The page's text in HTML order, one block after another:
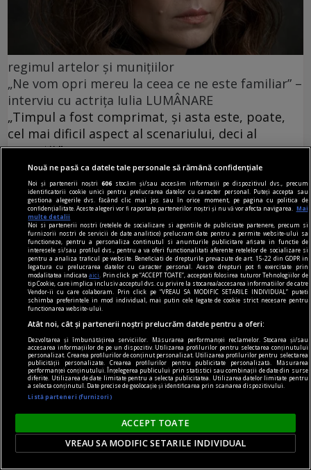
regimul artelor şi muniţiilor
„Ne vom opri mereu la ceea ce ne este familiar” –
interviu cu actrița Iulia LUMÂNARE
„Timpul a fost comprimat, și asta este, poate,
cel mai dificil aspect al scenariului, deci al
poveștii.”
Roxana CĂLINESCU
regimul artelor și munițiilor
„Scriu ce văd în jurul meu, ca și cum aș fi în
mijlocul acțiunii, dar invizibil“ – interviu cu Iulian
POPA
„Un chimist, un om cu educație științifică, dar
Nouă ne pasă ca datele tale personale să rămână confidențiale
Noi și partenerii noștri606 stocăm și/sau accesăm informații pe dispozitivul dvs., precum
identificatorii cookie unici pentru prelucrarea datelor cu caracter personal. Puteți accepta sau
gestiona alegerile dvs. făcând clic mai jos sau în orice moment, pe pagina cu politica de
confidențialitate. Aceste alegeri vor fi raportate partenerilor noștri și nu vă vor afecta navigarea.
Mai
multe detalii
Noi si partenerii nostri (retelele de socializare si agentiile de publicitate partenere, precum si
furnizorii nostri de servicii de date analitice) prelucram date pentru a permite website-ului sa
functioneze, pentru a personaliza continutul si anunturile publicitare afisate in functie de
interesele si/sau profilul dvs., pentru a va oferi functionalitati aferente retelelor de socializare si
pentru a analiza traficul pe website. Beneficiati de drepturile prevazute de art. 15-22 din GDPR in
legatura cu prelucrarea datelor cu caracter personal. Aceste drepturi pot fi exercitate prin
modalitatea indicataaici
. Prin click pe “ACCEPT TOATE”, acceptati folosirea tuturor Tehnologiilor de
tip Cookie, care implica inclusiv acceptul dvs. cu privire la stocarea/accesarea informatiilor de catre
Vendor-ii cu care colaboram. Prin click pe “VREAU SA MODIFIC SETARILE INDIVIDUAL” puteti
schimba preferintele in mod individual, mai putin cele legate de cookie strict necesare pentru
functionarea website-ului.
Atât noi, cât și partenerii noștri prelucrăm datele pentru a oferi:
Dezvoltarea și îmbunătățirea serviciilor. Măsurarea performanței reclamelor. Stocarea și/sau
accesarea informațiilor de pe un dispozitiv. Utilizarea profilurilor pentru selectarea conținutului
personalizat. Crearea profilurilor de conținut personalizat. Utilizarea profilurilor pentru selectarea
publicității personalizate. Crearea profilurilor pentru publicitate personalizată. Măsurarea
performanței conținutului. Înțelegerea publicului prin statistici sau combinații de date din surse
diferite. Utilizarea de date limitate pentru a selecta publicitatea. Utilizarea datelor limitate pentru
a selecta conținutul. Date precise de geolocație și identificarea prin scanarea dispozitivului.
Listă parteneri (furnizori)
ACCEPT TOATE
VREAU SA MODIFIC SETARILE INDIVIDUAL